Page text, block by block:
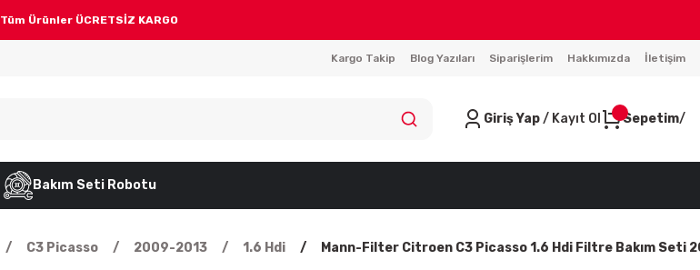
Tüm Ürünler ÜCRETSİZ KARGO
Kargo Takip Blog Yazıları Siparişlerim Hakkımızda İletişim
Giriş Yap/ Kayıt Ol Sepetim
Bakım Seti Robotu
C3 Picasso 2009-2013 1.6 Hdi Mann-Filter Citroen C3 Picasso 1.6 Hdi Filtre Bakım Seti